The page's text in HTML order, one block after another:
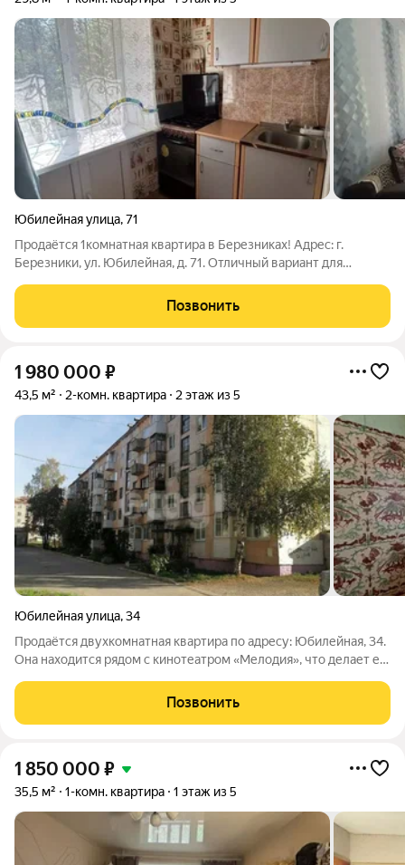
Юбилейная улица,71
Продаётся 1комнатная квартира в Березниках! Адрес: г.
Березники, ул. Юбилейная, д. 71. Отличный вариант для
удобно для пожилых людей, семей с маленькими детьми и тех,
кто не хочет зависеть
Позвонить
1 980 000 ₽
43,5 м² 2-комн. квартира 2 этаж из 5
Юбилейная улица,34
Продаётся двухкомнатная квартира по адресу: Юбилейная, 34.
Она находится рядом с кинотеатром «Мелодия», что делает её
квадратных метра. Расположена на втором этаже
пятиэтажного здания, есть
Позвонить
1 850 000 ₽
35,5 м² 1-комн. квартира 1 этаж из 5